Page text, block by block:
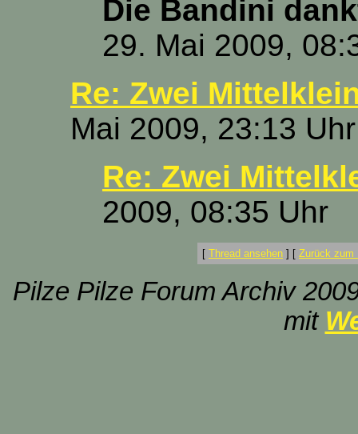
Die Bandini
29. Mai 2009,
Re: Zwei
Mai 2009, 23:13 Uhr
Re: Zwei
2009, 08:35 Uhr
[ Thread ansehen ] [ Zurück zum
Pilze Pilze Forum Archiv
mit